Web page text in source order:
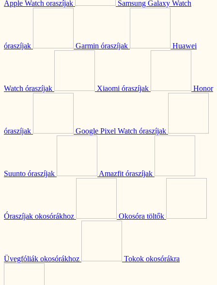
Apple Watch oraszíjak Samsung Galaxy Watch
óraszíjak Garmin óraszíjak Huawei
Watch óraszíjak Xiaomi óraszíjak Honor
óraszíjak Google Pixel Watch óraszíjak
Suunto óraszíjak Amazfit óraszíjak
Óraszíjak okosórákhoz Okosóra töltők
Üvegfóliák okosórákhoz Tokok okosórákra